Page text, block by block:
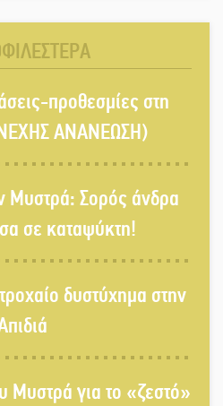
με μουσική, χορό και
του Γυθείου
βάση τους τα παγκόσμια
με Ίκαρη και Ζερβάκη
προθεσμίες στη
ΑΝΑΝΕΩΣΗ)
Μυστρά: Σορός άνδρα
σε καταψύκτη!
δυστύχημα στην
Μυστρά για το «ζεστό»